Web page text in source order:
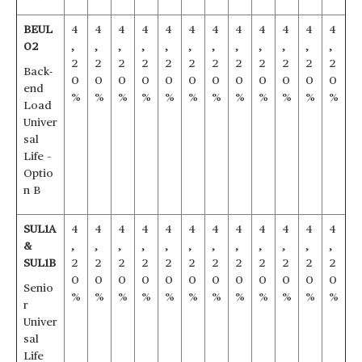
BEUL
02
Back-
end
Load
Univer
sal
Life –
Optio
n B
4
,
2
0
%
4
,
2
0
%
4
,
2
0
%
4
,
2
0
%
4
,
2
0
%
4
,
2
0
%
4
,
2
0
%
4
,
2
0
%
4
,
2
0
%
4
,
2
0
%
4
,
2
0
%
4
,
2
0
%
SUL1A
&
SUL1B
Senio
r
Univer
sal
Life
4
,
2
0
%
4
,
2
0
%
4
,
2
0
%
4
,
2
0
%
4
,
2
0
%
4
,
2
0
%
4
,
2
0
%
4
,
2
0
%
4
,
2
0
%
4
,
2
0
%
4
,
2
0
%
4
,
2
0
%